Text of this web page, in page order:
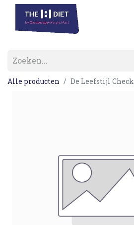
Alle producten De Leefstijl Check